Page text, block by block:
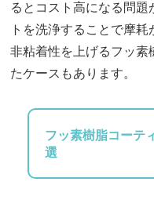
るとコスト高になる問
トを洗浄することで摩
非粘着性を上げるフッ素
たケースもあります。
フッ素樹脂コーテ
選